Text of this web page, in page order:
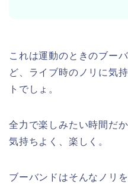
これは運動のときのブー
ど、ライブ時のノリに気
トでしょ。
全力で楽しみたい時間だか
気持ちよく、楽しく。
ブーバンドはそんなノリ